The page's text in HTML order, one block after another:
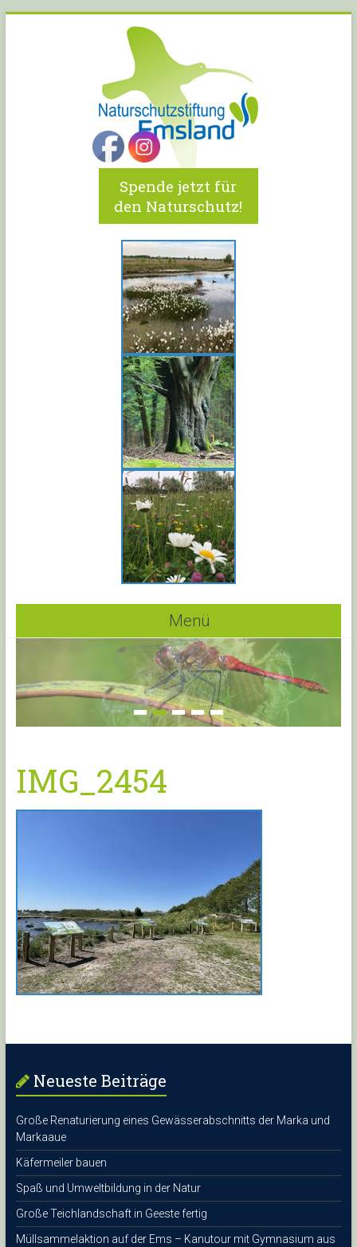
Spende jetzt für
den Naturschutz!
Menü
1 2 3 4 5
IMG_2454
Neueste Beiträge
Große Renaturierung eines Gewässerabschnitts der Marka und
Markaaue
Käfermeiler bauen
Spaß und Umweltbildung in der Natur
Große Teichlandschaft in Geeste fertig
Müllsammelaktion auf der Ems – Kanutour mit Gymnasium aus